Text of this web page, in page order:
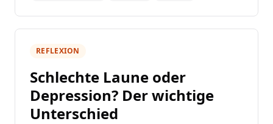
REFLEXION
Schlechte Laune oder
Depression? Der wichtige
Unterschied